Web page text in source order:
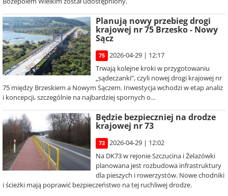
Planują nowy przebieg drogi
krajowej nr 75 Brzesko - Nowy
Sącz
75
2026-04-29 | 12:17
Trwają kolejne kroki w przygotowaniu
„sądeczanki”, czyli nowej drogi krajowej nr
75 między Brzeskiem a Nowym Sączem. Inwestycja wchodzi w etap analiz
i koncepcji, szczególnie na najbardziej spornych o...
Będzie bezpieczniej na drodze
krajowej nr 73
73
2026-04-29 | 12:02
Na DK73 w rejonie Szczucina i Żelazówki
planowana jest rozbudowa infrastruktury
dla pieszych i rowerzystów. Nowe chodniki
i ścieżki mają poprawić bezpieczeństwo na tej ruchliwej drodze.